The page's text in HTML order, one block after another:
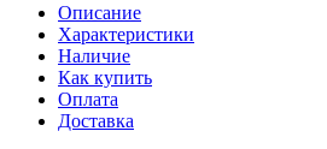
Описание
Характеристики
Наличие
Как купить
Оплата
Доставка